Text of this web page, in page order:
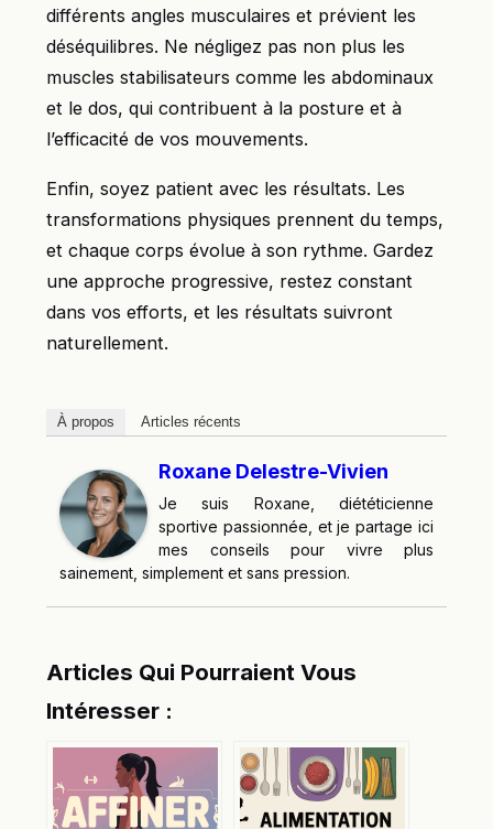
différents angles musculaires et prévient les
déséquilibres. Ne négligez pas non plus les
muscles stabilisateurs comme les abdominaux
et le dos, qui contribuent à la posture et à
l’efficacité de vos mouvements.
Enfin, soyez patient avec les résultats. Les
transformations physiques prennent du temps,
et chaque corps évolue à son rythme. Gardez
une approche progressive, restez constant
dans vos efforts, et les résultats suivront
naturellement.
À propos Articles récents
Roxane Delestre-Vivien
Je suis Roxane, diététicienne
sportive passionnée, et je partage ici
mes conseils pour vivre plus
sainement, simplement et sans pression.
Articles Qui Pourraient Vous
Intéresser :